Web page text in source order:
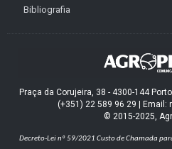
Bibliografia
Praça da Corujeira, 38 - 4300-144
(+351) 22 589 96 29 | Email:
© 2015-2025,
Decreto-Lei nº 59/2021 Custo de Chamada